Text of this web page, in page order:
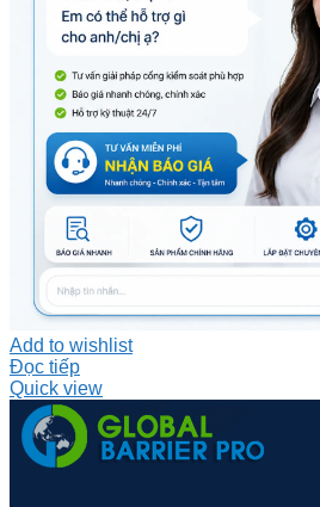
Add to wishlist
Đọc tiếp
Quick view